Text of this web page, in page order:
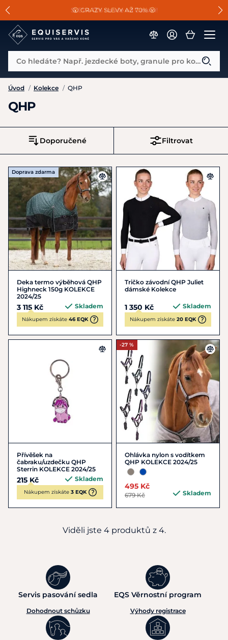
SLEVA 13% na vše od Cassini!
😮 CRAZY SLEVY AŽ 70% 😮
📐Pasování a doplňky k vybraným sedlům ZDARMA 🐴
Co hledáte? Např. jezdecké boty, granule pro koně...
Úvod / Kolekce / QHP
QHP
Filtrovat
Doporučené
Doprava zdarma
Deka termo výběhová QHP
Highneck 150g KOLEKCE
2024/25
3 115 Kč Skladem
Nákupem získáte 46 EQK
Tričko závodní QHP Juliet
dámské Kolekce
1 350 Kč Skladem
Nákupem získáte 20 EQK
Přívěšek na
čabraku/uzdečku QHP
Sterrin KOLEKCE 2024/25
215 Kč Skladem
Nákupem získáte 3 EQK
-27 %
Ohlávka nylon s vodítkem
QHP KOLEKCE 2024/25
495 Kč
679 Kč Skladem
Viděli jste 4 produktů z 4.
Servis pasování sedla
Dohodnout schůzku
EQS Věrnostní program
Výhody registrace